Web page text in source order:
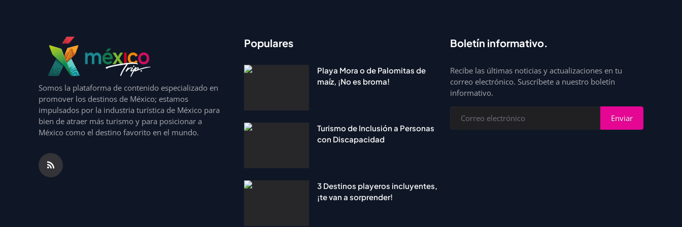
Somos la plataforma de contenido especializado en
promover los destinos de México; estamos
impulsados por la industria turística de México para
bien de atraer más turismo y para posicionar a
México como el destino favorito en el mundo.
Populares
Playa Mora o de Palomitas de
maíz, ¡No es broma!
Turismo de Inclusión a Personas
con Discapacidad
3 Destinos playeros incluyentes,
¡te van a sorprender!
Boletín informativo.
Recibe las últimas noticias y actualizaciones en tu
correo electrónico. Suscríbete a nuestro boletín
informativo.
Enviar